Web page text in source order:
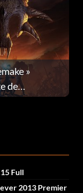
»
de
1.0.4
Full
2013 Premier